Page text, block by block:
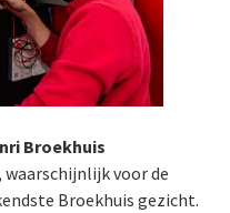
Broekhuis
waarschijnlijk voor de
Broekhuis gezicht.